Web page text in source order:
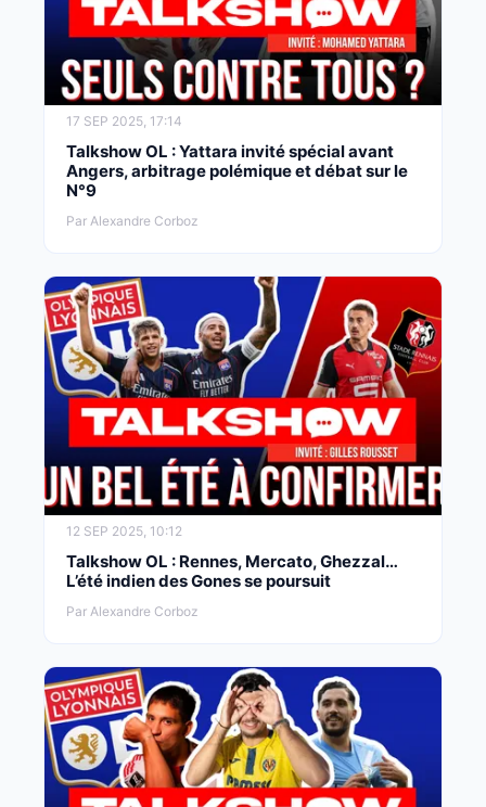
17 SEP 2025, 17:14
Talkshow OL : Yattara invité spécial avant
Angers, arbitrage polémique et débat sur le
N°9
Par Alexandre Corboz
12 SEP 2025, 10:12
Talkshow OL : Rennes, Mercato, Ghezzal…
L’été indien des Gones se poursuit
Par Alexandre Corboz